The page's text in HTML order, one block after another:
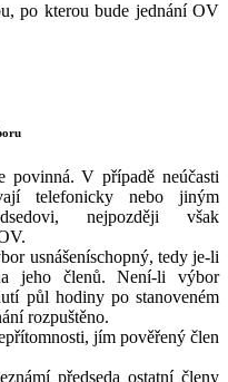
po kterou bude jednání OV
V případě neúčasti
telefonicky nebo jiným
nejpozději však
usnášeníschopný, tedy je-li
jeho členů. Není-li výbor
půl hodiny po stanoveném
rozpuštěno.
jím pověřený člen
předseda ostatní členy